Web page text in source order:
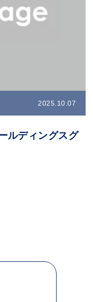
2025.10.07
ルディングスグ